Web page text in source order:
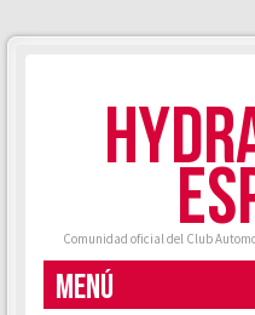
Comunidad oficial del Club
MENÚ